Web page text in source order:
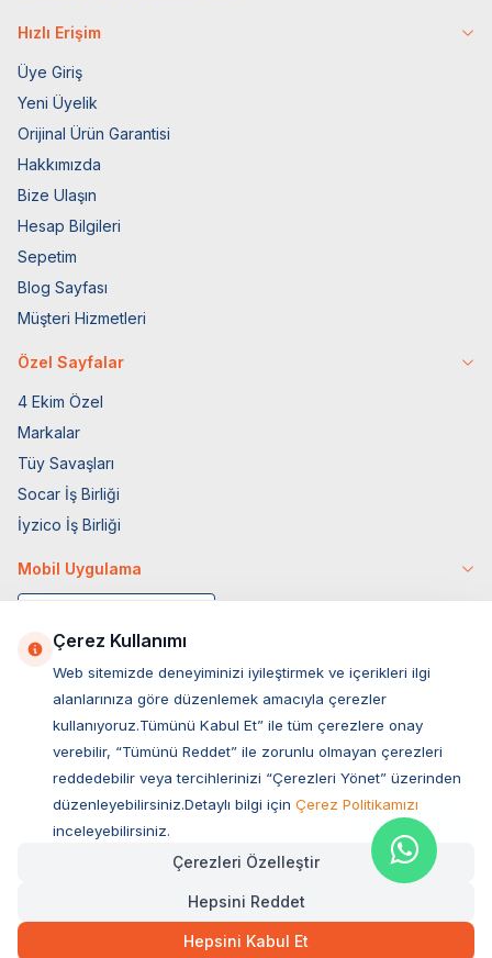
79,00TL Hızlı Teslimat
Hızlı Erişim
Üye Giriş
Yeni Üyelik
Orijinal Ürün Garantisi
Hakkımızda
Bize Ulaşın
Hesap Bilgileri
Sepetim
Blog Sayfası
Müşteri Hizmetleri
Özel Sayfalar
4 Ekim Özel
Markalar
Tüy Savaşları
Socar İş Birliği
İyzico İş Birliği
Mobil Uygulama
Müşteri Hizmetleri
Sıkça Sorulan Sorular
Ovacık Mah. Hacıoğlu Sok. No:13 Başiskele / KOCAELİ
Müşteri Destek Hattı
Çerez Kullanımı
Web sitemizde deneyiminizi iyileştirmek ve içerikleri ilgi
alanlarınıza göre düzenlemek amacıyla çerezler
kullanıyoruz.Tümünü Kabul Et” ile tüm çerezlere onay
verebilir, “Tümünü Reddet” ile zorunlu olmayan çerezleri
reddedebilir veya tercihlerinizi “Çerezleri Yönet” üzerinden
düzenleyebilirsiniz.Detaylı bilgi için Çerez Politikamızı
inceleyebilirsiniz.
Çerezleri Özelleştir
Hepsini Reddet
Hepsini Kabul Et